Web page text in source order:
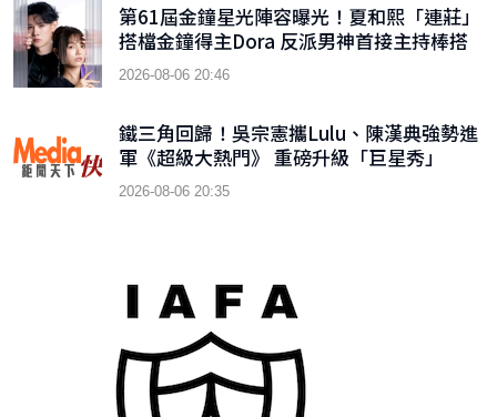
第61屆金鐘星光陣容曝光！夏和熙「連莊」
搭檔金鐘得主Dora 反派男神首接主持棒搭
檔木木
2026-08-06 20:46
鐵三角回歸！吳宗憲攜Lulu、陳漢典強勢進
軍《超級大熱門》 重磅升級「巨星秀」
2026-08-06 20:35